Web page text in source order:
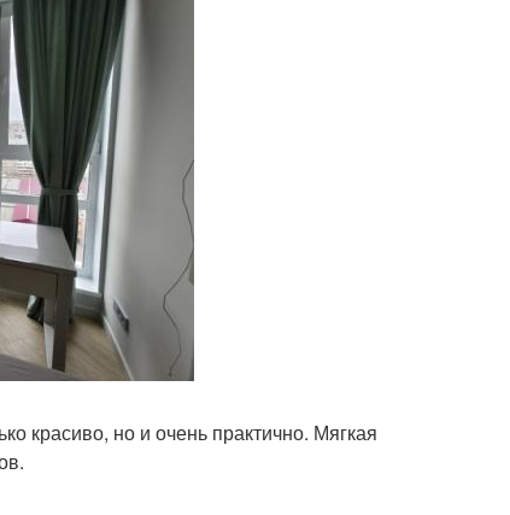
красиво, но и очень практично. Мягкая